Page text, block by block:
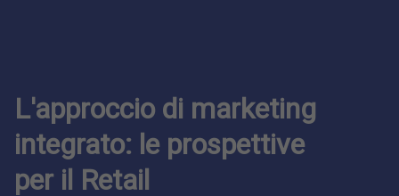
L'approccio di marketing
integrato: le prospettive
per il Retail